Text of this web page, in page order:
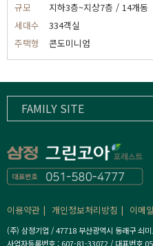
규모
지하3층~지상7층 / 14개동
세대수
334객실
주택형
콘도미니엄
FAMILY SITE
하이스트컨트리클럽
삼정고등학교
이용약관 개인정보처리방침 이메
(주) 삼정기업 / 47718 부산광역시 동래구 쇠
사업자등록번호 : 607-81-33072 / 대표번호